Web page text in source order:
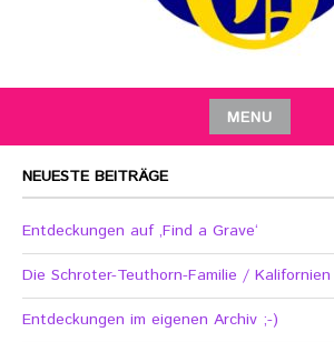
MENU
NEUESTE BEITRÄGE
Entdeckungen auf ‚Find a Grave‘
Die Schroter-Teuthorn-Familie / Kalifornien
Entdeckungen im eigenen Archiv ;-)